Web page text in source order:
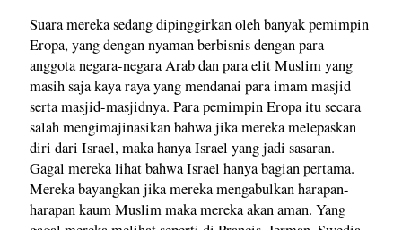
Suara mereka sedang dipinggirkan oleh banyak pemimpin
Eropa, yang dengan nyaman berbisnis dengan para
anggota negara-negara Arab dan para elit Muslim yang
masih saja kaya raya yang mendanai para imam masjid
serta masjid-masjidnya. Para pemimpin Eropa itu secara
salah mengimajinasikan bahwa jika mereka melepaskan
diri dari Israel, maka hanya Israel yang jadi sasaran.
Gagal mereka lihat bahwa Israel hanya bagian pertama.
Mereka bayangkan jika mereka mengabulkan harapan-
harapan kaum Muslim maka mereka akan aman. Yang